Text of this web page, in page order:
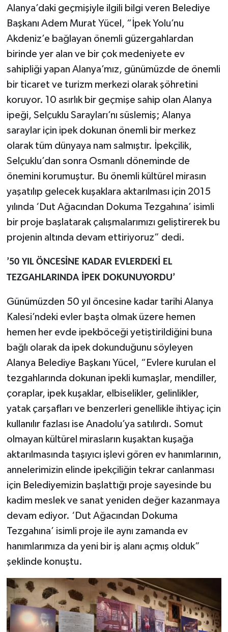
Alanya’daki geçmişiyle ilgili bilgi veren Belediye
Başkanı Adem Murat Yücel, “İpek Yolu’nu
Akdeniz’e bağlayan önemli güzergahlardan
birinde yer alan ve bir çok medeniyete ev
sahipliği yapan Alanya’mız, günümüzde de önemli
bir ticaret ve turizm merkezi olarak şöhretini
koruyor. 10 asırlık bir geçmişe sahip olan Alanya
ipeği, Selçuklu Sarayları’nı süslemiş; Alanya
saraylar için ipek dokunan önemli bir merkez
olarak tüm dünyaya nam salmıştır. İpekçilik,
Selçuklu’dan sonra Osmanlı döneminde de
önemini korumuştur. Bu önemli kültürel mirasın
yaşatılıp gelecek kuşaklara aktarılması için 2015
yılında ‘Dut Ağacından Dokuma Tezgahına’ isimli
bir proje başlatarak çalışmalarımızı geliştirerek bu
projenin altında devam ettiriyoruz” dedi.
’50 YIL ÖNCESİNE KADAR EVLERDEKİ EL
TEZGAHLARINDA İPEK DOKUNUYORDU’
Günümüzden 50 yıl öncesine kadar tarihi Alanya
Kalesi’ndeki evler başta olmak üzere hemen
hemen her evde ipekböceği yetiştirildiğini buna
bağlı olarak da ipek dokunduğunu söyleyen
Alanya Belediye Başkanı Yücel, “Evlere kurulan el
tezgahlarında dokunan ipekli kumaşlar, mendiller,
çoraplar, ipek kuşaklar, elbiselikler, gelinlikler,
yatak çarşafları ve benzerleri genellikle ihtiyaç için
kullanılır fazlası ise Anadolu’ya satılırdı. Somut
olmayan kültürel mirasların kuşaktan kuşağa
aktarılmasında taşıyıcı işlevi gören ev hanımlarının,
annelerimizin elinde ipekçiliğin tekrar canlanması
için Belediyemizin başlattığı proje sayesinde bu
kadim meslek ve sanat yeniden değer kazanmaya
devam ediyor. ‘Dut Ağacından Dokuma
Tezgahına’ isimli proje ile aynı zamanda ev
hanımlarımıza da yeni bir iş alanı açmış olduk”
şeklinde konuştu.